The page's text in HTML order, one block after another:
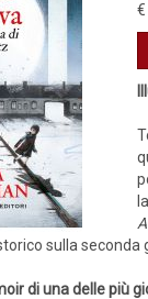
€
sulla seconda
di una delle più